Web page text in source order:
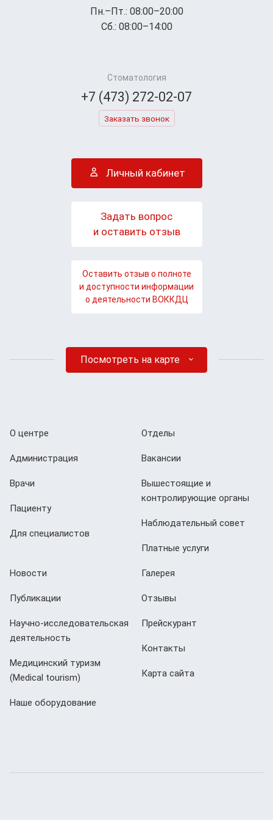
Пн.–Пт.: 08:00–20:00
Сб.: 08:00–14:00
Стоматология
+7 (473) 272-02-07
Заказать звонок
Личный кабинет
Задать вопрос
и оставить отзыв
Оставить отзыв о полноте
и доступности информации
о деятельности ВОККДЦ
Посмотреть на карте
О центре
Администрация
Врачи
Пациенту
Для специалистов
Отделы
Вакансии
Вышестоящие и
контролирующие органы
Наблюдательный совет
Платные услуги
Новости
Публикации
Научно-исследовательская
деятельность
Медицинский туризм
(Мedical tourism)
Наше оборудование
Галерея
Отзывы
Прейскурант
Контакты
Карта сайта